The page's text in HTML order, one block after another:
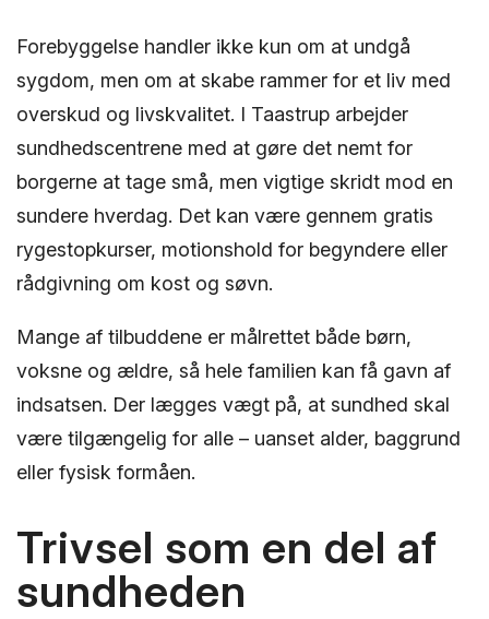
Forebyggelse handler ikke kun om at undgå
sygdom, men om at skabe rammer for et liv med
overskud og livskvalitet. I Taastrup arbejder
sundhedscentrene med at gøre det nemt for
borgerne at tage små, men vigtige skridt mod en
sundere hverdag. Det kan være gennem gratis
rygestopkurser, motionshold for begyndere eller
rådgivning om kost og søvn.
Mange af tilbuddene er målrettet både børn,
voksne og ældre, så hele familien kan få gavn af
indsatsen. Der lægges vægt på, at sundhed skal
være tilgængelig for alle – uanset alder, baggrund
eller fysisk formåen.
Trivsel som en del af
sundheden